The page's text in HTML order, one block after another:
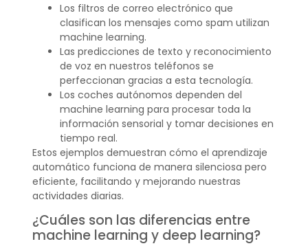
Los filtros de correo electrónico que
clasifican los mensajes como spam utilizan
machine learning.
Las predicciones de texto y reconocimiento
de voz en nuestros teléfonos se
perfeccionan gracias a esta tecnología.
Los coches autónomos dependen del
machine learning para procesar toda la
información sensorial y tomar decisiones en
tiempo real.
Estos ejemplos demuestran cómo el aprendizaje
automático funciona de manera silenciosa pero
eficiente, facilitando y mejorando nuestras
actividades diarias.
¿Cuáles son las diferencias entre
machine learning y deep learning?